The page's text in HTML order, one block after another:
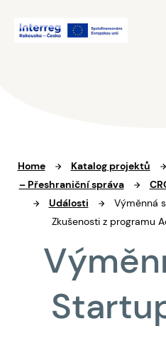
Home Katalog projektů
– Přeshraniční správa
Události
Výměnná
Zkušenosti z programu